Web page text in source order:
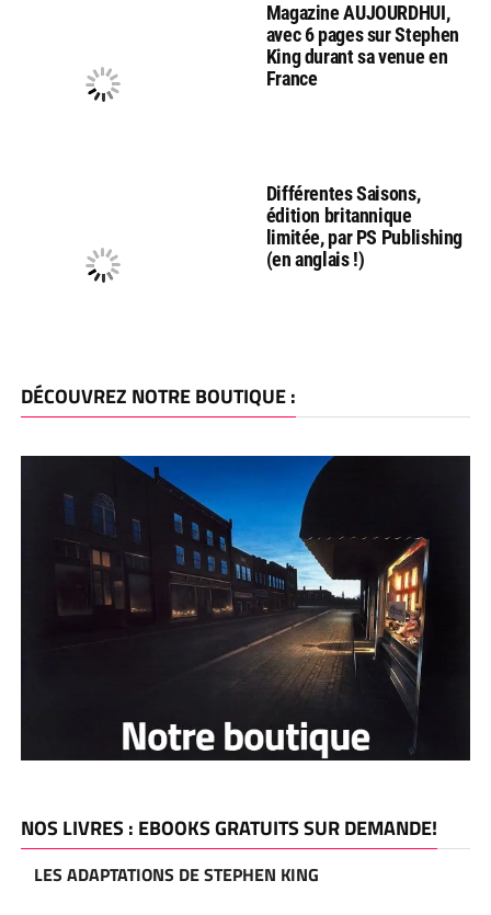
Magazine AUJOURDHUI,
avec 6 pages sur Stephen
King durant sa venue en
France
Différentes Saisons,
édition britannique
limitée, par PS Publishing
(en anglais !)
DÉCOUVREZ NOTRE BOUTIQUE :
NOS LIVRES : EBOOKS GRATUITS SUR DEMANDE!
LES ADAPTATIONS DE STEPHEN KING